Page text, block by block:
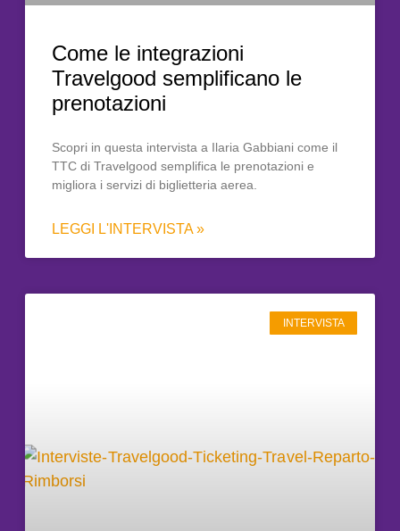
Come le integrazioni
Travelgood semplificano le
prenotazioni
Scopri in questa intervista a Ilaria Gabbiani come il
TTC di Travelgood semplifica le prenotazioni e
migliora i servizi di biglietteria aerea.
LEGGI L'INTERVISTA »
INTERVISTA